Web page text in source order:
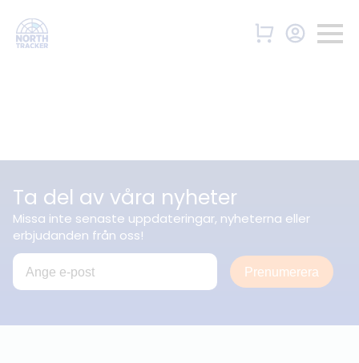
Ta del av våra nyheter
Missa inte senaste uppdateringar, nyheterna eller
erbjudanden från oss!
Prenumerera